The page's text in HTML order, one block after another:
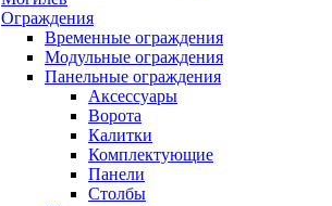
Ограждения
Временные ограждения
Модульные ограждения
Панельные ограждения
Аксессуары
Ворота
Калитки
Комплектующие
Панели
Столбы